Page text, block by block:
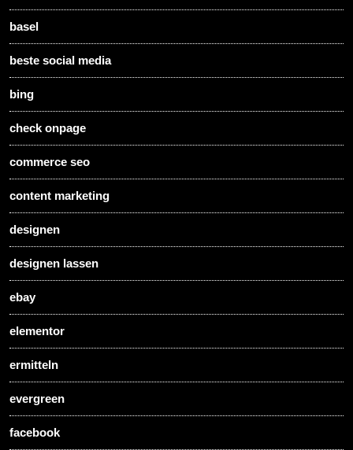
basel
beste social media
bing
check onpage
commerce seo
content marketing
designen
designen lassen
ebay
elementor
ermitteln
evergreen
facebook